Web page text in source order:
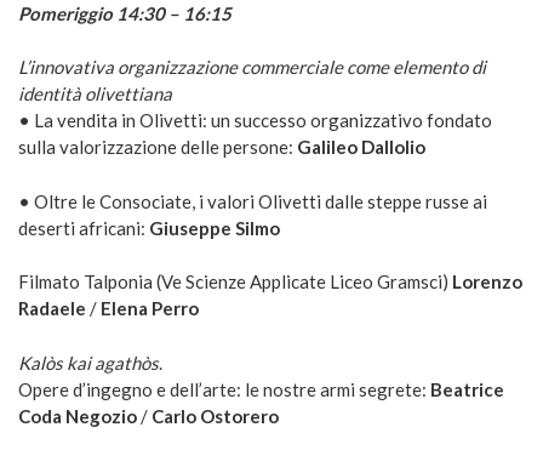
Pomeriggio 14:30 – 16:15
L’innovativa organizzazione commerciale come elemento di
identità olivettiana
• La vendita in Olivetti: un successo organizzativo fondato
sulla valorizzazione delle persone: Galileo Dallolio
• Oltre le Consociate, i valori Olivetti dalle steppe russe ai
deserti africani: Giuseppe Silmo
Filmato Talponia (Ve Scienze Applicate Liceo Gramsci) Lorenzo
Radaele / Elena Perro
Kalòs kai agathòs.
Opere d’ingegno e dell’arte: le nostre armi segrete: Beatrice
Coda Negozio / Carlo Ostorero